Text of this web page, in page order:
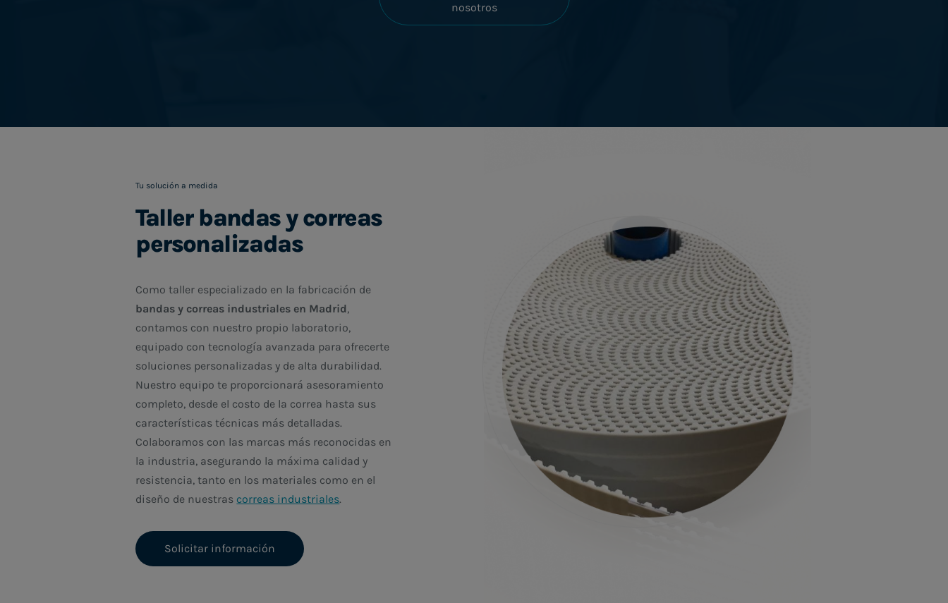
nosotros
Tu solución a medida
Taller bandas y correas
personalizadas
Como taller especializado en la fabricación de
bandas y correas industriales en Madrid,
contamos con nuestro propio laboratorio,
equipado con tecnología avanzada para ofrecerte
soluciones personalizadas y de alta durabilidad.
Nuestro equipo te proporcionará asesoramiento
completo, desde el costo de la correa hasta sus
características técnicas más detalladas.
Colaboramos con las marcas más reconocidas en
la industria, asegurando la máxima calidad y
resistencia, tanto en los materiales como en el
diseño de nuestras correas industriales.
Solicitar información